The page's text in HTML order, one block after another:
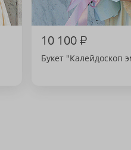
10 100₽
Букет "Калейдоскоп